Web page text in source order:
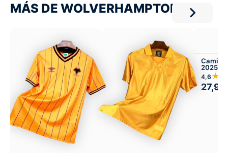
MÁS DE WOLVERHAMPTON
2025-
4,6
27,99